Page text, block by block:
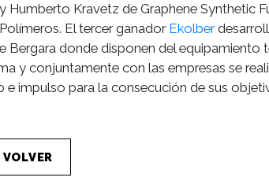
Kravetz de Graphene Synthetic
El tercer ganadorEkolber
Bergara donde disponen del equipamiento
y conjuntamente con las empresas se
impulso para la consecución de sus
VOLVER